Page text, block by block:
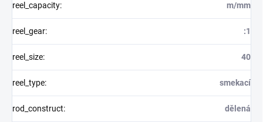
reel_capacity: m/mm
reel_gear: :1
reel_size: 40
reel_type: smekací
rod_construct: dělená